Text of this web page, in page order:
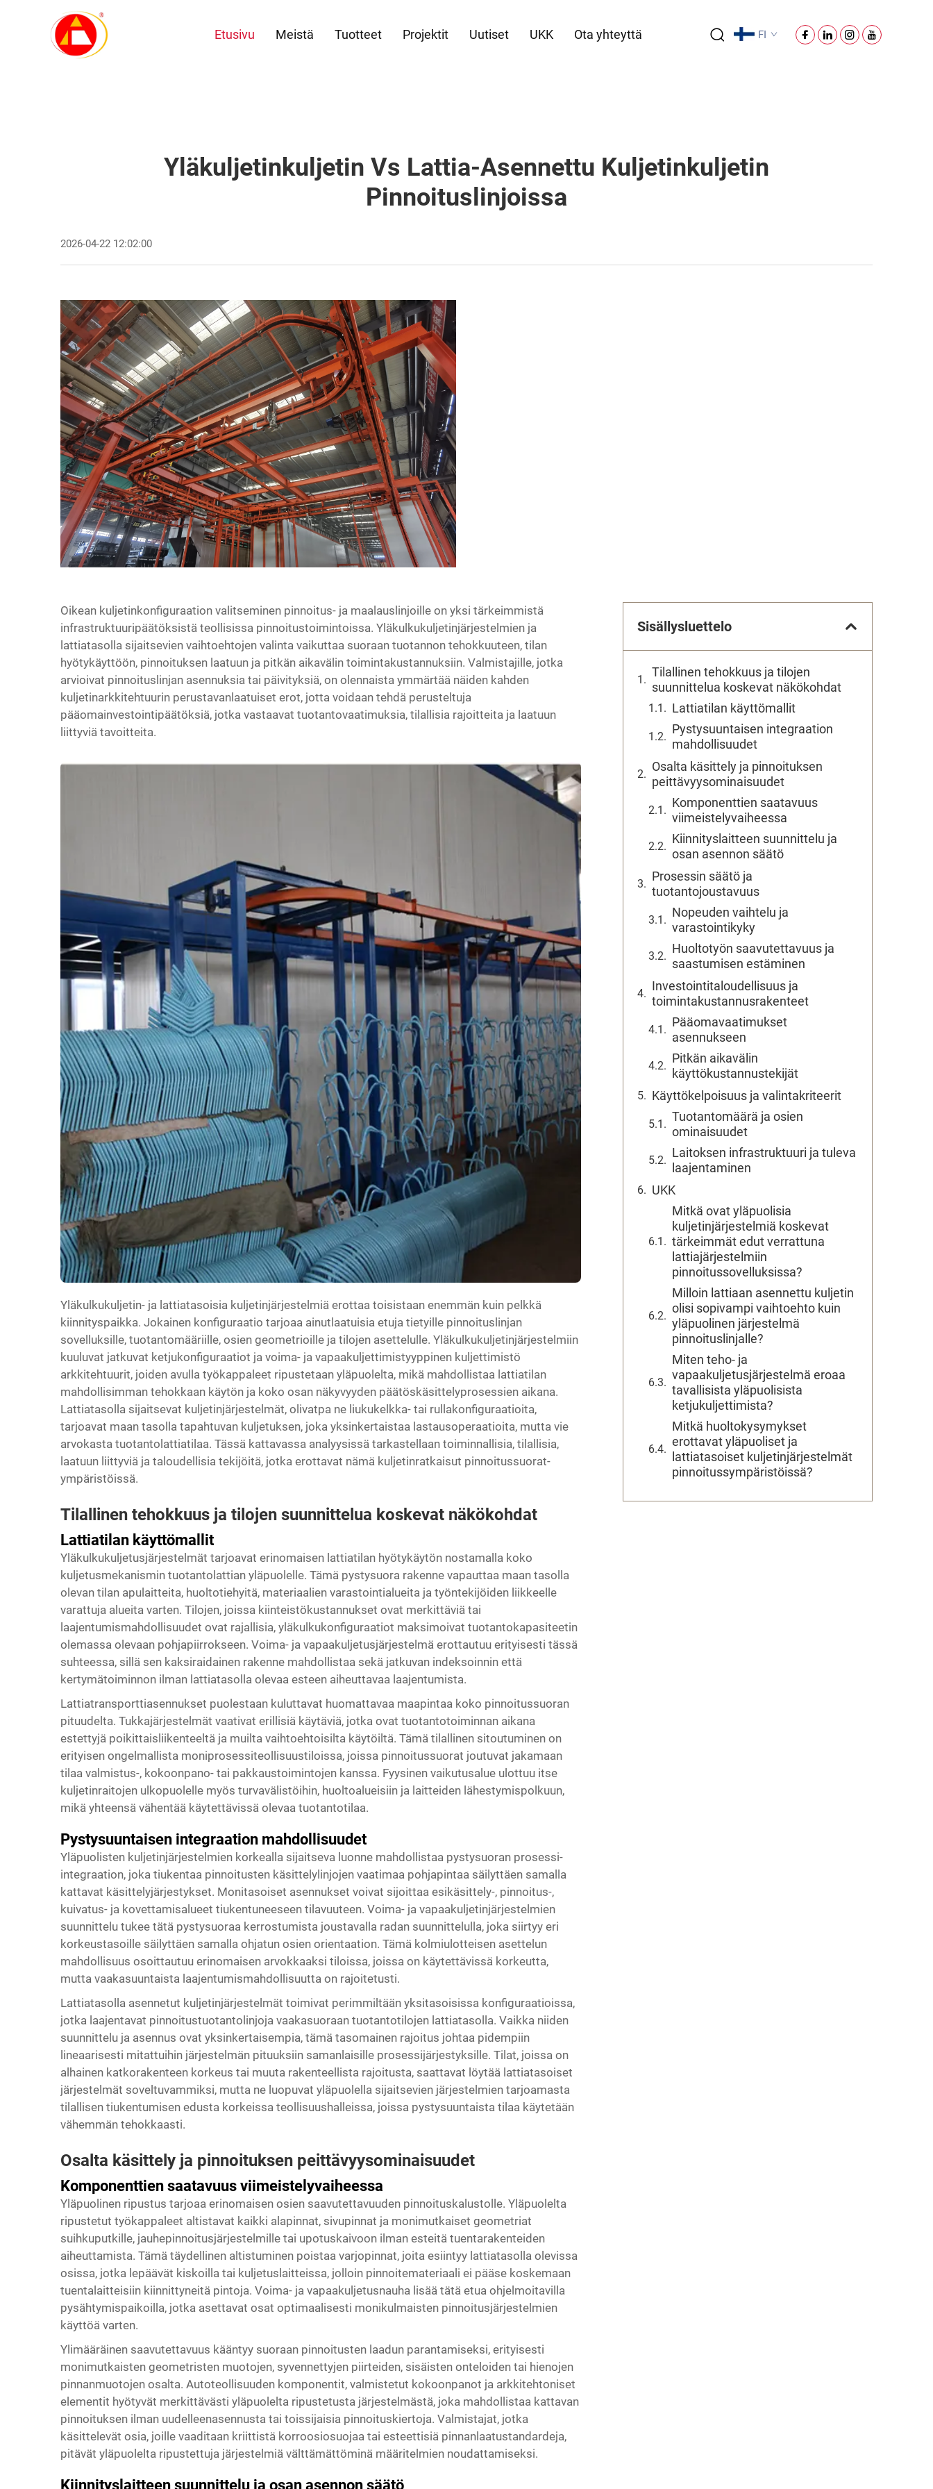
Etusivu Meistä Tuotteet Projektit Uutiset UKK Ota yhteyttä FI
Yläkuljetinkuljetin Vs Lattia-Asennettu Kuljetinkuljetin
Pinnoituslinjoissa
2026-04-22 12:02:00
Oikean kuljetinkonfiguraation valitseminen pinnoitus- ja maalauslinjoille on yksi tärkeimmistä
infrastruktuuripäätöksistä teollisissa pinnoitustoimintoissa. Yläkulkukuljetinjärjestelmien ja
lattiatasolla sijaitsevien vaihtoehtojen valinta vaikuttaa suoraan tuotannon tehokkuuteen, tilan
hyötykäyttöön, pinnoituksen laatuun ja pitkän aikavälin toimintakustannuksiin. Valmistajille, jotka
arvioivat pinnoituslinjan asennuksia tai päivityksiä, on olennaista ymmärtää näiden kahden
kuljetinarkkitehtuurin perustavanlaatuiset erot, jotta voidaan tehdä perusteltuja
pääomainvestointipäätöksiä, jotka vastaavat tuotantovaatimuksia, tilallisia rajoitteita ja laatuun
liittyviä tavoitteita.
Yläkulkukuljetin- ja lattiatasoisia kuljetinjärjestelmiä erottaa toisistaan enemmän kuin pelkkä
kiinnityspaikka. Jokainen konfiguraatio tarjoaa ainutlaatuisia etuja tietyille pinnoituslinjan
sovelluksille, tuotantomääriille, osien geometrioille ja tilojen asettelulle. Yläkulkukuljetinjärjestelmiin
kuuluvat jatkuvat ketjukonfiguraatiot ja voima- ja vapaakuljettimistyyppinen kuljettimistö
arkkitehtuurit, joiden avulla työkappaleet ripustetaan yläpuolelta, mikä mahdollistaa lattiatilan
mahdollisimman tehokkaan käytön ja koko osan näkyvyyden päätöskäsittelyprosessien aikana.
Lattiatasolla sijaitsevat kuljetinjärjestelmät, olivatpa ne liukukelkka- tai rullakonfiguraatioita,
tarjoavat maan tasolla tapahtuvan kuljetuksen, joka yksinkertaistaa lastausoperaatioita, mutta vie
arvokasta tuotantolattiatilaa. Tässä kattavassa analyysissä tarkastellaan toiminnallisia, tilallisia,
laatuun liittyviä ja taloudellisia tekijöitä, jotka erottavat nämä kuljetinratkaisut pinnoitussuorat-
ympäristöissä.
Tilallinen tehokkuus ja tilojen suunnittelua koskevat näkökohdat
Lattiatilan käyttömallit
Yläkulkukuljetusjärjestelmät tarjoavat erinomaisen lattiatilan hyötykäytön nostamalla koko
kuljetusmekanismin tuotantolattian yläpuolelle. Tämä pystysuora rakenne vapauttaa maan tasolla
olevan tilan apulaitteita, huoltotiehyitä, materiaalien varastointialueita ja työntekijöiden liikkeelle
varattuja alueita varten. Tilojen, joissa kiinteistökustannukset ovat merkittäviä tai
laajentumismahdollisuudet ovat rajallisia, yläkulkukonfiguraatiot maksimoivat tuotantokapasiteetin
olemassa olevaan pohjapiirrokseen. Voima- ja vapaakuljetusjärjestelmä erottautuu erityisesti tässä
suhteessa, sillä sen kaksiraidainen rakenne mahdollistaa sekä jatkuvan indeksoinnin että
kertymätoiminnon ilman lattiatasolla olevaa esteen aiheuttavaa laajentumista.
Lattiatransporttiasennukset puolestaan kuluttavat huomattavaa maapintaa koko pinnoitussuoran
pituudelta. Tukkajärjestelmät vaativat erillisiä käytäviä, jotka ovat tuotantotoiminnan aikana
estettyjä poikittaisliikenteeltä ja muilta vaihtoehtoisilta käytöiltä. Tämä tilallinen sitoutuminen on
erityisen ongelmallista moniprosessiteollisuustiloissa, joissa pinnoitussuorat joutuvat jakamaan
tilaa valmistus-, kokoonpano- tai pakkaustoimintojen kanssa. Fyysinen vaikutusalue ulottuu itse
kuljetinraitojen ulkopuolelle myös turvavälistöihin, huoltoalueisiin ja laitteiden lähestymispolkuun,
mikä yhteensä vähentää käytettävissä olevaa tuotantotilaa.
Pystysuuntaisen integraation mahdollisuudet
Yläpuolisten kuljetinjärjestelmien korkealla sijaitseva luonne mahdollistaa pystysuoran prosessi-
integraation, joka tiukentaa pinnoitusten käsittelylinjojen vaatimaa pohjapintaa säilyttäen samalla
kattavat käsittelyjärjestykset. Monitasoiset asennukset voivat sijoittaa esikäsittely-, pinnoitus-,
kuivatus- ja kovettamisalueet tiukentuneeseen tilavuuteen. Voima- ja vapaakuljetinjärjestelmien
suunnittelu tukee tätä pystysuoraa kerrostumista joustavalla radan suunnittelulla, joka siirtyy eri
korkeustasoille säilyttäen samalla ohjatun osien orientaation. Tämä kolmiulotteisen asettelun
mahdollisuus osoittautuu erinomaisen arvokkaaksi tiloissa, joissa on käytettävissä korkeutta,
mutta vaakasuuntaista laajentumismahdollisuutta on rajoitetusti.
Lattiatasolla asennetut kuljetinjärjestelmät toimivat perimmiltään yksitasoisissa konfiguraatioissa,
jotka laajentavat pinnoitustuotantolinjoja vaakasuoraan tuotantotilojen lattiatasolla. Vaikka niiden
suunnittelu ja asennus ovat yksinkertaisempia, tämä tasomainen rajoitus johtaa pidempiin
lineaarisesti mitattuihin järjestelmän pituuksiin samanlaisille prosessijärjestyksille. Tilat, joissa on
alhainen katkorakenteen korkeus tai muuta rakenteellista rajoitusta, saattavat löytää lattiatasoiset
järjestelmät soveltuvammiksi, mutta ne luopuvat yläpuolella sijaitsevien järjestelmien tarjoamasta
tilallisen tiukentumisen edusta korkeissa teollisuushalleissa, joissa pystysuuntaista tilaa käytetään
vähemmän tehokkaasti.
Osalta käsittely ja pinnoituksen peittävyysominaisuudet
Komponenttien saatavuus viimeistelyvaiheessa
Yläpuolinen ripustus tarjoaa erinomaisen osien saavutettavuuden pinnoituskalustolle. Yläpuolelta
ripustetut työkappaleet altistavat kaikki alapinnat, sivupinnat ja monimutkaiset geometriat
suihkuputkille, jauhepinnoitusjärjestelmille tai upotuskaivoon ilman esteitä tuentarakenteiden
aiheuttamista. Tämä täydellinen altistuminen poistaa varjopinnat, joita esiintyy lattiatasolla olevissa
osissa, jotka lepäävät kiskoilla tai kuljetuslaitteissa, jolloin pinnoitemateriaali ei pääse koskemaan
tuentalaitteisiin kiinnittyneitä pintoja. Voima- ja vapaakuljetusnauha lisää tätä etua ohjelmoitavilla
pysähtymispaikoilla, jotka asettavat osat optimaalisesti monikulmaisten pinnoitusjärjestelmien
käyttöä varten.
Ylimääräinen saavutettavuus kääntyy suoraan pinnoitusten laadun parantamiseksi, erityisesti
monimutkaisten geometristen muotojen, syvennettyjen piirteiden, sisäisten onteloiden tai hienojen
pinnanmuotojen osalta. Autoteollisuuden komponentit, valmistetut kokoonpanot ja arkkitehtoniset
elementit hyötyvät merkittävästi yläpuolelta ripustetusta järjestelmästä, joka mahdollistaa kattavan
pinnoituksen ilman uudelleenasennusta tai toissijaisia pinnoituskiertoja. Valmistajat, jotka
käsittelevät osia, joille vaaditaan kriittistä korroosiosuojaa tai esteettisiä pinnanlaatustandardeja,
pitävät yläpuolelta ripustettuja järjestelmiä välttämättöminä määritelmien noudattamiseksi.
Kiinnityslaitteen suunnittelu ja osan asennon säätö
Sisällysluettelo
Tilallinen tehokkuus ja tilojen
suunnittelua koskevat näkökohdat
Lattiatilan käyttömallit
Pystysuuntaisen integraation
mahdollisuudet
Osalta käsittely ja pinnoituksen
peittävyysominaisuudet
Komponenttien saatavuus
viimeistelyvaiheessa
Kiinnityslaitteen suunnittelu ja
osan asennon säätö
Prosessin säätö ja
tuotantojoustavuus
Nopeuden vaihtelu ja
varastointikyky
Huoltotyön saavutettavuus ja
saastumisen estäminen
Investointitaloudellisuus ja
toimintakustannusrakenteet
Pääomavaatimukset
asennukseen
Pitkän aikavälin
käyttökustannustekijät
Käyttökelpoisuus ja valintakriteerit
Tuotantomäärä ja osien
ominaisuudet
Laitoksen infrastruktuuri ja tuleva
laajentaminen
UKK
Mitkä ovat yläpuolisia
kuljetinjärjestelmiä koskevat
tärkeimmät edut verrattuna
lattiajärjestelmiin
pinnoitussovelluksissa?
Milloin lattiaan asennettu kuljetin
olisi sopivampi vaihtoehto kuin
yläpuolinen järjestelmä
pinnoituslinjalle?
Miten teho- ja
vapaakuljetusjärjestelmä eroaa
tavallisista yläpuolisista
ketjukuljettimista?
Mitkä huoltokysymykset
erottavat yläpuoliset ja
lattiatasoiset kuljetinjärjestelmät
pinnoitussympäristöissä?